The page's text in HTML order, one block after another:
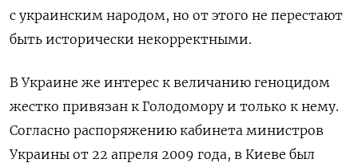
с украинским народом, но от этого не перестают
быть исторически некорректными.
В Украине же интерес к величанию геноцидом
жестко привязан к Голодомору и только к нему.
Согласно распоряжению кабинета министров
Украины от 22 апреля 2009 года, в Киеве был